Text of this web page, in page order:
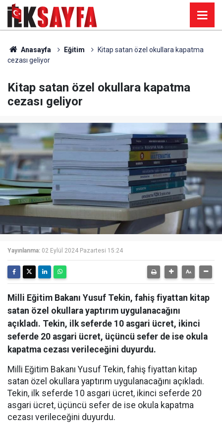
Anasayfa Eğitim
Kitap satan özel okullara kapatma
cezası geliyor
Kitap satan özel okullara kapatma
cezası geliyor
Yayınlanma: 02 Eylül 2024 Pazartesi 15:24
Milli Eğitim Bakanı Yusuf Tekin, fahiş fiyattan kitap
satan özel okullara yaptırım uygulanacağını
açıkladı. Tekin, ilk seferde 10 asgari ücret, ikinci
seferde 20 asgari ücret, üçüncü sefer de ise okula
kapatma cezası verileceğini duyurdu.
Milli Eğitim Bakanı Yusuf Tekin, fahiş fiyattan kitap
satan özel okullara yaptırım uygulanacağını açıkladı.
Tekin, ilk seferde 10 asgari ücret, ikinci seferde 20
asgari ücret, üçüncü sefer de ise okula kapatma
cezası verileceğini duyurdu.